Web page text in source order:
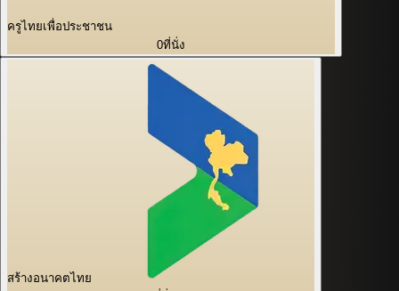
ครูไทยเพื่อประชาชน
0ที่นั่ง
สร้างอนาคตไทย